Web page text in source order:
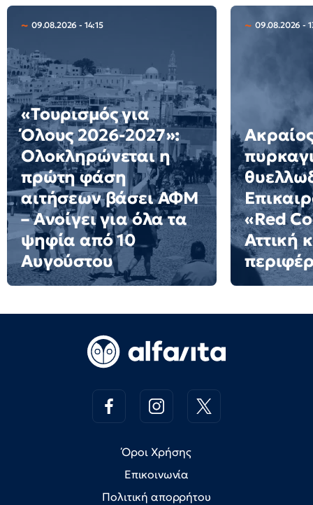
09.08.2026 - 14:15
«Τουρισμός για
Όλους 2026-2027»:
Ολοκληρώνεται η
πρώτη φάση
αιτήσεων βάσει ΑΦΜ
– Ανοίγει για όλα τα
ψηφία από 10
Αυγούστου
09.08.2026 -
«Red
Αττική
Όροι Χρήσης
Επικοινωνία
Πολιτική απορρήτου